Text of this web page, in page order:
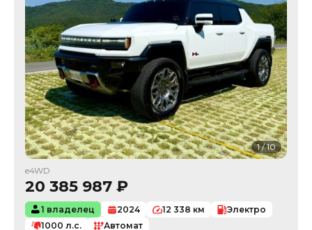
1/10
e4WD
20 385 987 ₽
1 владелец 2024 12 338 км
Электро
1000 л.с. Автомат